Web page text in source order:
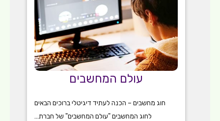
עולם המחשבים
חוג מחשבים – הכנה לעתיד דיגיטלי ברוכים הבאים
לחוג המחשבים "עולם המחשבים" של חברת…